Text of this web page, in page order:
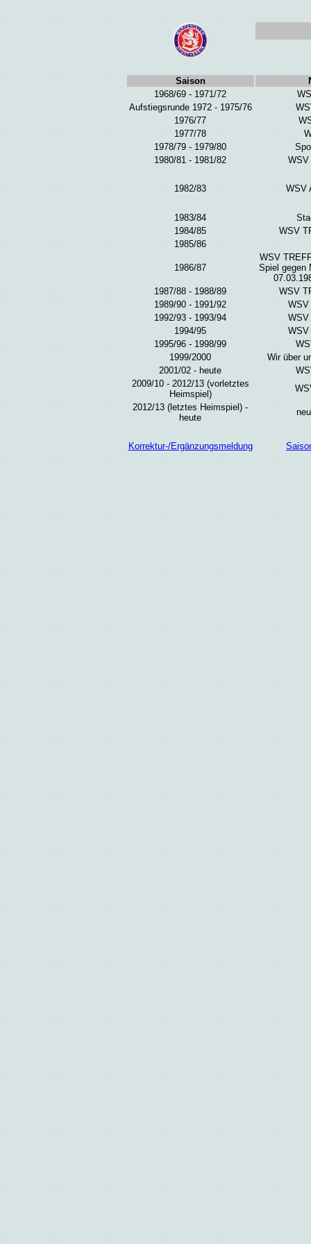
Saison
1968/69 - 1971/72
Aufstiegsrunde 1972 - 1975/76
1976/77
1977/78
1978/79 - 1979/80
1980/81 - 1981/82
WSV
1982/83 WSV
1983/84
1984/85
WSV
1985/86
1986/87
WSV
Spiel gegen
1987/88 - 1988/89
WSV
1989/90 - 1991/92
WSV
1992/93 - 1993/94
WSV
1994/95
WSV
1995/96 - 1998/99
1999/2000
Wir über
2001/02 - heute
2009/10 - 2012/13 (vorletztes
Heimspiel)
2012/13 (letztes Heimspiel) -
heute
Korrektur-/Ergänzungsmeldung